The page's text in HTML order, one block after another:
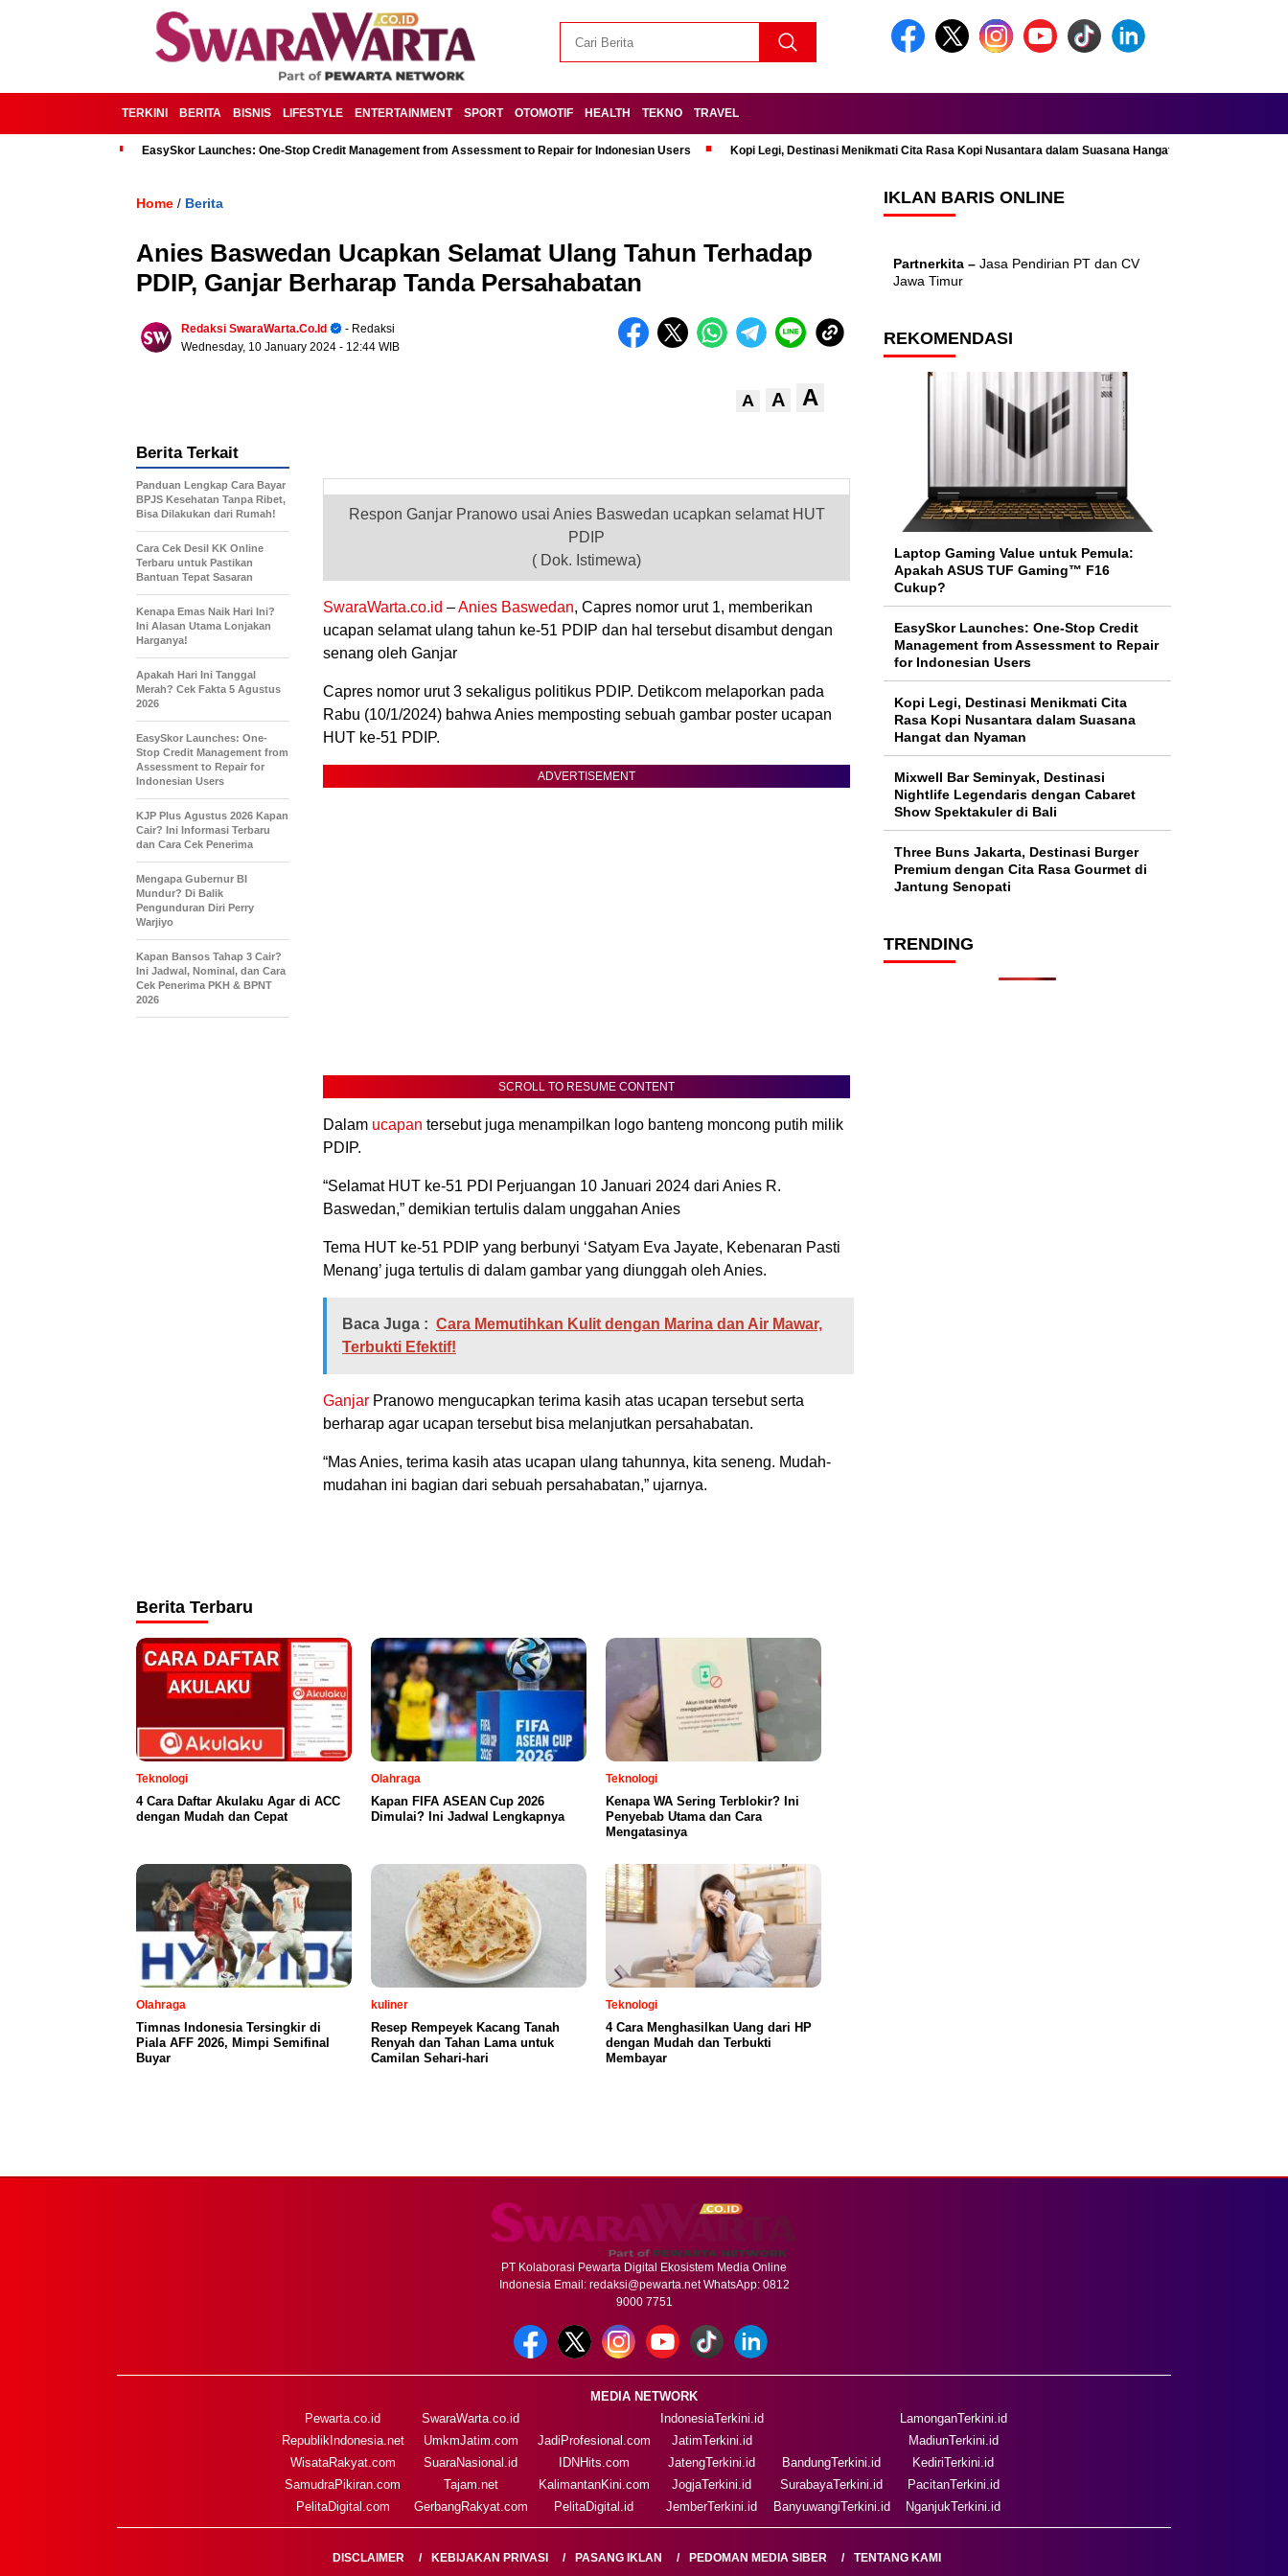
TERKINI BERITA BISNIS LIFESTYLE ENTERTAINMENT SPORT OTOMOTIF HEALTH TEKNO TRAVEL
EasySkor Launches: One-Stop Credit Management from Assessment to Repair for Indonesian Users Kopi Legi, Destinasi Menikmati Cita Rasa Kopi Nusantara dalam Suasana Hangat dan Nyaman
Home / Berita
Anies Baswedan Ucapkan Selamat Ulang Tahun Terhadap
PDIP, Ganjar Berharap Tanda Persahabatan
Redaksi SwaraWarta.co.id
- Redaksi
Wednesday, 10 January 2024 - 12:44 WIB
A A A
Respon Ganjar Pranowo usai Anies Baswedan ucapkan selamat HUT
PDIP
( Dok. Istimewa)
SwaraWarta.co.id –Anies Baswedan, Capres nomor urut 1, memberikan
ucapan selamat ulang tahun ke-51 PDIP dan hal tersebut disambut dengan
senang oleh Ganjar
Capres nomor urut 3 sekaligus politikus PDIP. Detikcom melaporkan pada
Rabu (10/1/2024) bahwa Anies memposting sebuah gambar poster ucapan
HUT ke-51 PDIP.
ADVERTISEMENT
.
SCROLL TO RESUME CONTENT
Dalam ucapan tersebut juga menampilkan logo banteng moncong putih milik
PDIP.
“Selamat HUT ke-51 PDI Perjuangan 10 Januari 2024 dari Anies R.
Baswedan,” demikian tertulis dalam unggahan Anies
Tema HUT ke-51 PDIP yang berbunyi ‘Satyam Eva Jayate, Kebenaran Pasti
Menang’ juga tertulis di dalam gambar yang diunggah oleh Anies.
Baca Juga : Cara Memutihkan Kulit dengan Marina dan Air Mawar,
Terbukti Efektif!
Ganjar Pranowo mengucapkan terima kasih atas ucapan tersebut serta
berharap agar ucapan tersebut bisa melanjutkan persahabatan.
“Mas Anies, terima kasih atas ucapan ulang tahunnya, kita seneng. Mudah-
mudahan ini bagian dari sebuah persahabatan,” ujarnya.
Berita Terkait
Panduan Lengkap Cara Bayar
BPJS Kesehatan Tanpa Ribet,
Bisa Dilakukan dari Rumah!
Cara Cek Desil KK Online
Terbaru untuk Pastikan
Bantuan Tepat Sasaran
Kenapa Emas Naik Hari Ini?
Ini Alasan Utama Lonjakan
Harganya!
Apakah Hari Ini Tanggal
Merah? Cek Fakta 5 Agustus
2026
EasySkor Launches: One-
Stop Credit Management from
Assessment to Repair for
Indonesian Users
KJP Plus Agustus 2026 Kapan
Cair? Ini Informasi Terbaru
dan Cara Cek Penerima
Mengapa Gubernur BI
Mundur? Di Balik
Pengunduran Diri Perry
Warjiyo
Kapan Bansos Tahap 3 Cair?
Ini Jadwal, Nominal, dan Cara
Cek Penerima PKH & BPNT
2026
Berita Terbaru
Teknologi
4 Cara Daftar Akulaku Agar di ACC
dengan Mudah dan Cepat
Olahraga
Kapan FIFA ASEAN Cup 2026
Dimulai? Ini Jadwal Lengkapnya
Teknologi
Kenapa WA Sering Terblokir? Ini
Penyebab Utama dan Cara
Mengatasinya
Olahraga
Timnas Indonesia Tersingkir di
Piala AFF 2026, Mimpi Semifinal
Buyar
kuliner
Resep Rempeyek Kacang Tanah
Renyah dan Tahan Lama untuk
Camilan Sehari-hari
Teknologi
4 Cara Menghasilkan Uang dari HP
dengan Mudah dan Terbukti
Membayar
IKLAN BARIS ONLINE
Partnerkita – Jasa Pendirian PT dan CV
Jawa Timur
REKOMENDASI
Laptop Gaming Value untuk Pemula:
Apakah ASUS TUF Gaming™ F16
Cukup?
EasySkor Launches: One-Stop Credit
Management from Assessment to Repair
for Indonesian Users
Kopi Legi, Destinasi Menikmati Cita
Rasa Kopi Nusantara dalam Suasana
Hangat dan Nyaman
Mixwell Bar Seminyak, Destinasi
Nightlife Legendaris dengan Cabaret
Show Spektakuler di Bali
Three Buns Jakarta, Destinasi Burger
Premium dengan Cita Rasa Gourmet di
Jantung Senopati
TRENDING
PT Kolaborasi Pewarta Digital Ekosistem Media Online
Indonesia Email: redaksi@pewarta.netWhatsApp: 0812
9000 7751
MEDIA NETWORK
Pewarta.co.id
RepublikIndonesia.net
WisataRakyat.com
SamudraPikiran.com
PelitaDigital.com
SwaraWarta.co.id
UmkmJatim.com
SuaraNasional.id
Tajam.net
GerbangRakyat.com
JadiProfesional.com
IDNHits.com
KalimantanKini.com
PelitaDigital.id
IndonesiaTerkini.id
JatimTerkini.id
JatengTerkini.id
JogjaTerkini.id
JemberTerkini.id
BandungTerkini.id
SurabayaTerkini.id
BanyuwangiTerkini.id
LamonganTerkini.id
MadiunTerkini.id
KediriTerkini.id
PacitanTerkini.id
NganjukTerkini.id
DISCLAIMER KEBIJAKAN PRIVASI PASANG IKLAN PEDOMAN MEDIA SIBER TENTANG KAMI